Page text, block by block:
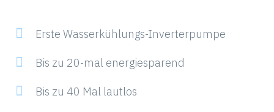
Erste Wasserkühlungs-Inverterpumpe
Bis zu 20-mal energiesparend
Bis zu 40 Mal lautlos